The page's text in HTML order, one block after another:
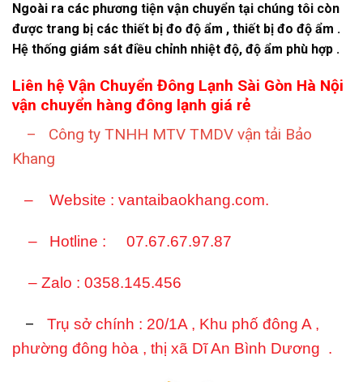
Ngoài ra các phương tiện vận chuyển tại chúng tôi còn
được trang bị các thiết bị đo độ ẩm , thiết bị đo độ ẩm .
Hệ thống giám sát điều chỉnh nhiệt độ, độ ẩm phù hợp .
Liên hệ Vận Chuyển Đông Lạnh Sài Gòn Hà Nội
vận chuyển hàng đông lạnh giá rẻ
– Công ty TNHH MTV TMDV vận tải Bảo
Khang
– Website : vantaibaokhang.com.
– Hotline : 07.67.67.97.87
– Zalo : 0358.145.456
– Trụ sở chính : 20/1A , Khu phố đông A ,
phường đông hòa , thị xã Dĩ An Bình Dương .